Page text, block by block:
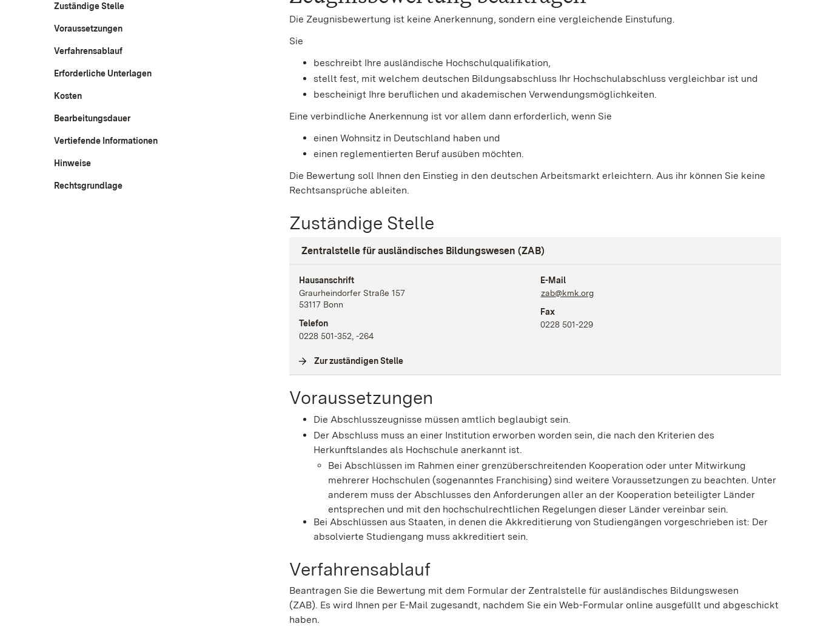
Zuständige Stelle
Voraussetzungen
Verfahrensablauf
Erforderliche Unterlagen
Kosten
Bearbeitungsdauer
Vertiefende Informationen
Hinweise
Rechtsgrundlage
Die Zeugnisbewertung ist keine Anerkennung, sondern eine vergleichende Einstufung.
Sie
beschreibt Ihre ausländische Hochschulqualifikation,
stellt fest, mit welchem deutschen Bildungsabschluss Ihr Hochschulabschluss vergleichbar ist und
bescheinigt Ihre beruflichen und akademischen Verwendungsmöglichkeiten.
Eine verbindliche Anerkennung ist vor allem dann erforderlich, wenn Sie
einen Wohnsitz in Deutschland haben und
einen reglementierten Beruf ausüben möchten.
Die Bewertung soll Ihnen den Einstieg in den deutschen Arbeitsmarkt erleichtern. Aus ihr können Sie keine
Rechtsansprüche ableiten.
Zuständige Stelle
Zentralstelle für ausländisches Bildungswesen (ZAB)
Hausanschrift
Graurheindorfer Straße 157
53117 Bonn
Telefon
0228 501-352, -264
E-Mail
zab@kmk.org
Fax
0228 501-229
Zur zuständigen Stelle
Voraussetzungen
Die Abschlusszeugnisse müssen amtlich beglaubigt sein.
Der Abschluss muss an einer Institution erworben worden sein, die nach den Kriterien des
Herkunftslandes als Hochschule anerkannt ist.
Bei Abschlüssen im Rahmen einer grenzüberschreitenden Kooperation oder unter Mitwirkung
mehrerer Hochschulen (sogenanntes Franchising) sind weitere Voraussetzungen zu beachten. Unter
anderem muss der Abschlusses den Anforderungen aller an der Kooperation beteiligter Länder
entsprechen und mit den hochschulrechtlichen Regelungen dieser Länder vereinbar sein.
Bei Abschlüssen aus Staaten, in denen die Akkreditierung von Studiengängen vorgeschrieben ist: Der
absolvierte Studiengang muss akkreditiert sein.
Verfahrensablauf
Beantragen Sie die Bewertung mit dem Formular der Zentralstelle für ausländisches Bildungswesen
(ZAB). Es wird Ihnen per E-Mail zugesandt, nachdem Sie ein Web-Formular online ausgefüllt und abgeschickt
haben.